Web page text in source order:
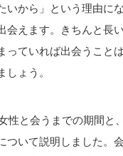
いから」という理由に
会えます。きちんと長
っていれば出会うこと
しょう。
性と会うまでの期間と
ついて説明しました。